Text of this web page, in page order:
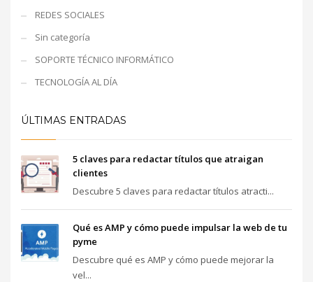
REDES SOCIALES
Sin categoría
SOPORTE TÉCNICO INFORMÁTICO
TECNOLOGÍA AL DÍA
ÚLTIMAS ENTRADAS
5 claves para redactar títulos que atraigan
clientes
Descubre 5 claves para redactar títulos atracti...
Qué es AMP y cómo puede impulsar la web de tu
pyme
Descubre qué es AMP y cómo puede mejorar la
vel...